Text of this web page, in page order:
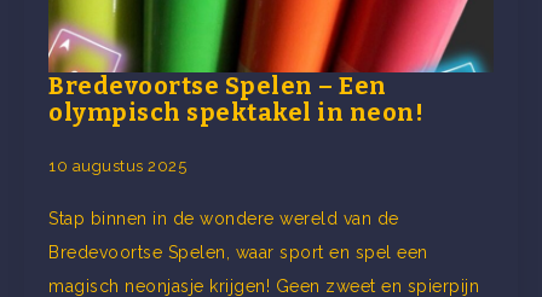
Bredevoortse Spelen – Een
olympisch spektakel in neon!
10 augustus 2025
Stap binnen in de wondere wereld van de
Bredevoortse Spelen, waar sport en spel een
magisch neonjasje krijgen! Geen zweet en spierpijn